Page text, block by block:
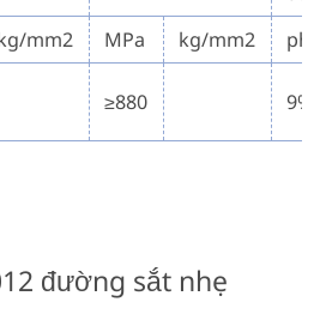
mm2 MPa kg/mm2
≥880 9%
đường sắt nhẹ